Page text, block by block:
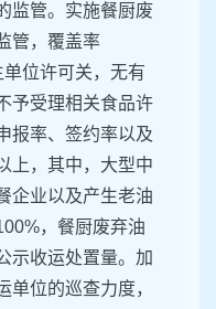
监管。实施餐厨废
管，覆盖率
位许可关，无有
予受理相关食品许
报率、签约率以及
上，其中，大型中
企业以及产生老油
，餐厨废弃油
示收运处置量。加
单位的巡查力度，